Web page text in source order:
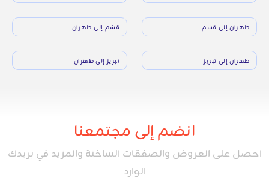
طهران إلى قشم قشم إلى طهران
طهران إلى تبريز تبريز إلى طهران
انضم إلى مجتمعنا
احصل على العروض والصفقات الساخنة والمزيد في بريدك
الوارد